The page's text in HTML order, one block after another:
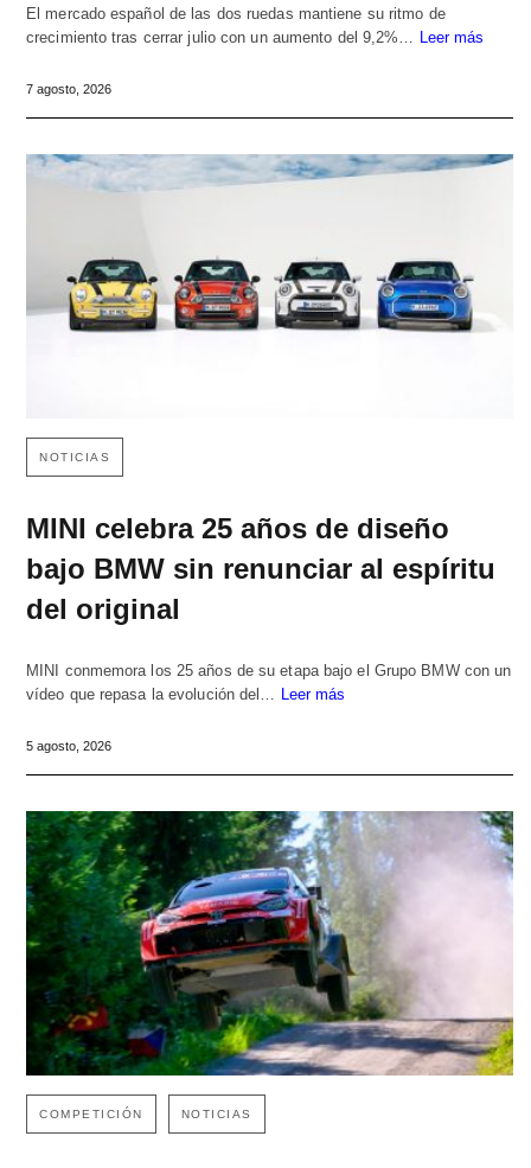
El mercado español de las dos ruedas mantiene su ritmo de
crecimiento tras cerrar julio con un aumento del 9,2%…
Leer más
7 agosto, 2026
NOTICIAS
MINI celebra 25 años de diseño
bajo BMW sin renunciar al espíritu
del original
MINI conmemora los 25 años de su etapa bajo el Grupo BMW con un
vídeo que repasa la evolución del… Leer más
5 agosto, 2026
COMPETICIÓN NOTICIAS